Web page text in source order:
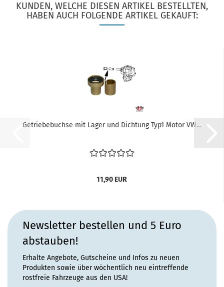
KUNDEN, WELCHE DIESEN ARTIKEL BESTELLTEN,
HABEN AUCH FOLGENDE ARTIKEL GEKAUFT:
Getriebebuchse mit Lager und Dichtung Typ1 Motor VW...
11,90 EUR
Newsletter bestellen und 5 Euro
abstauben!
Erhalte Angebote, Gutscheine und Infos zu neuen
Produkten sowie über wöchentlich neu eintreffende
rostfreie Fahrzeuge aus den USA!